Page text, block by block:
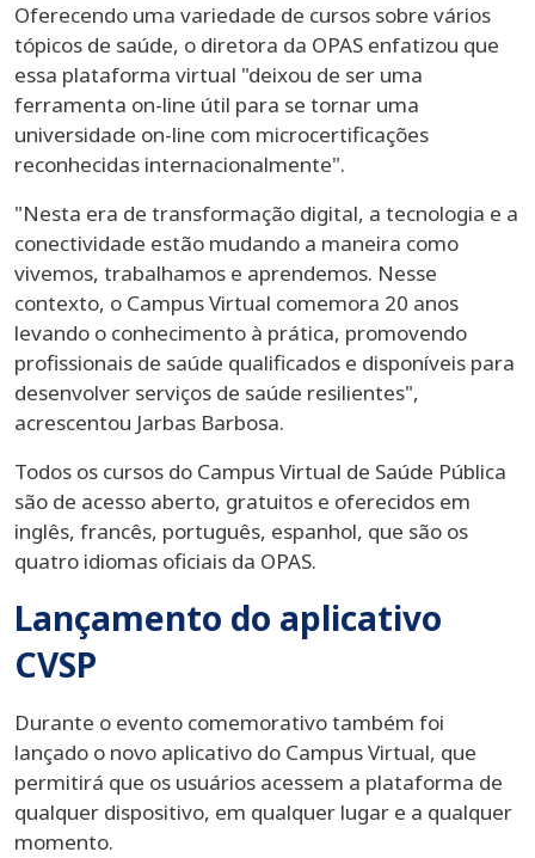
Oferecendo uma variedade de cursos sobre vários
tópicos de saúde, o diretora da OPAS enfatizou que
essa plataforma virtual "deixou de ser uma
ferramenta on-line útil para se tornar uma
universidade on-line com microcertificações
reconhecidas internacionalmente".
"Nesta era de transformação digital, a tecnologia e a
conectividade estão mudando a maneira como
vivemos, trabalhamos e aprendemos. Nesse
contexto, o Campus Virtual comemora 20 anos
levando o conhecimento à prática, promovendo
profissionais de saúde qualificados e disponíveis para
desenvolver serviços de saúde resilientes",
acrescentou Jarbas Barbosa.
Todos os cursos do Campus Virtual de Saúde Pública
são de acesso aberto, gratuitos e oferecidos em
inglês, francês, português, espanhol, que são os
quatro idiomas oficiais da OPAS.
Lançamento do aplicativo
CVSP
Durante o evento comemorativo também foi
lançado o novo aplicativo do Campus Virtual, que
permitirá que os usuários acessem a plataforma de
qualquer dispositivo, em qualquer lugar e a qualquer
momento.